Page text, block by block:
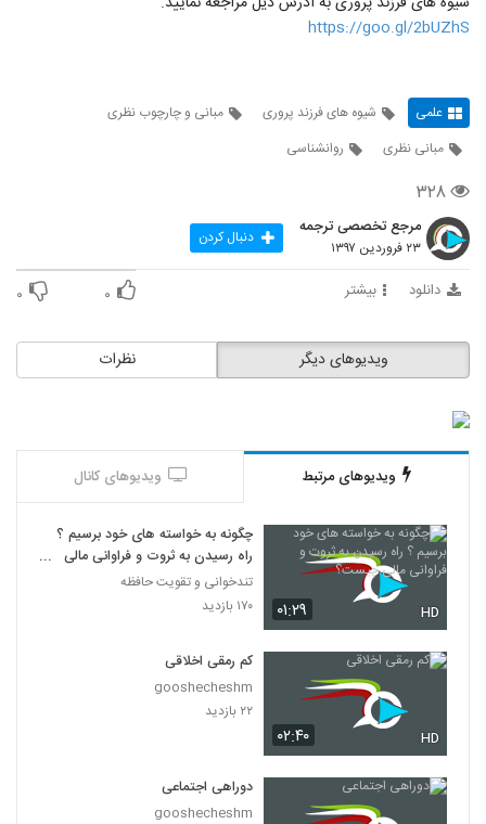
https://goo.gl/2bUZhS
علمی شیوه های فرزند پروری
مبانی و چارچوب نظری
مبانی نظری
روانشناسی
۳۲۸
مرجع تخصصی ترجمه
۲۳ فروردین ۱۳۹۷ دنبال کردن
دانلود بیشتر ۰ ۰
نظرات ویدیوهای دیگر
ویدیوهای مرتبط ویدیوهای کانال
۰۱:۲۹ HD
چگونه به خواسته های خود برسیم ؟
راه رسیدن به ثروت و فراوانی مالی
چیست؟
تندخوانی و تقویت حافظه
۱۷۰ بازدید
۰۲:۴۰ HD
کم رمقی اخلاقی
gooshecheshm
۲۲ بازدید
دوراهی اجتماعی
gooshecheshm